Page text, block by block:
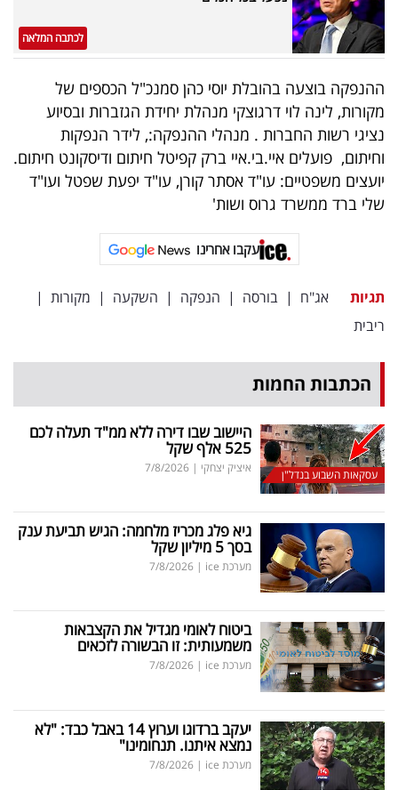
לכתבה המלאה
ההנפקה בוצעה בהובלת יוסי כהן סמנכ"ל הכספים של
מקורות, לינה לוי דרגוצקי מנהלת יחידת הגזברות ובסיוע
נציגי רשות החברות . מנהלי ההנפקה:, לידר הנפקות
וחיתום, פועלים איי.בי.איי ברק קפיטל חיתום ודיסקונט חיתום.
יועצים משפטיים: עו"ד אסתר קורן, עו"ד יפעת שפטל ועו"ד
שלי ברד ממשרד גרוס ושות'
עקבו אחרינו
תגיות אג"ח | בורסה | הנפקה | השקעה | מקורות |
ריבית
הכתבות החמות
עסקאות השבוע בנדל"ן
היישוב שבו דירה ללא ממ"ד תעלה לכם
525 אלף שקל
איציק יצחקי |
7/8/2026
גיא פלג מכריז מלחמה: הגיש תביעת ענק
בסך 5 מיליון שקל
מערכת ice |
7/8/2026
ביטוח לאומי מגדיל את הקצבאות
משמעותית: זו הבשורה לזכאים
מערכת ice |
7/8/2026
יעקב ברדוגו וערוץ 14 באבל כבד: "לא
נמצא איתנו. תנחומינו"
מערכת ice |
7/8/2026